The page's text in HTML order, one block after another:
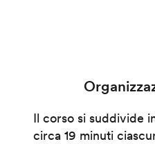
Il corso si suddivide
circa 19 minuti